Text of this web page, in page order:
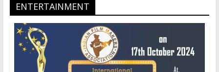
ENTERTAINMENT